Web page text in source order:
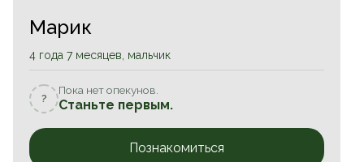
Марик
4 года 7 месяцев, мальчик
?
Пока нет опекунов.
Станьте первым.
Познакомиться